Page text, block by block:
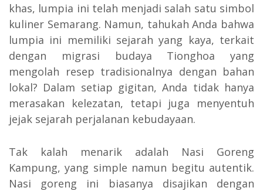
khas, lumpia ini telah menjadi salah satu simbol
kuliner Semarang. Namun, tahukah Anda bahwa
lumpia ini memiliki sejarah yang kaya, terkait
dengan migrasi budaya Tionghoa yang
mengolah resep tradisionalnya dengan bahan
lokal? Dalam setiap gigitan, Anda tidak hanya
merasakan kelezatan, tetapi juga menyentuh
jejak sejarah perjalanan kebudayaan.
Tak kalah menarik adalah Nasi Goreng
Kampung, yang simple namun begitu autentik.
Nasi goreng ini biasanya disajikan dengan